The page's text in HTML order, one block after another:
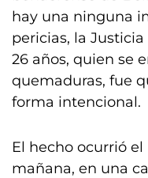
hay una ninguna
pericias, la
26 años, quien se
quemaduras, fue
forma intencional.
El hecho ocurrió
mañana, en una